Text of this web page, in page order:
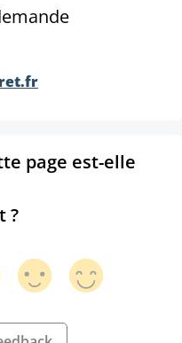
page est-elle
?